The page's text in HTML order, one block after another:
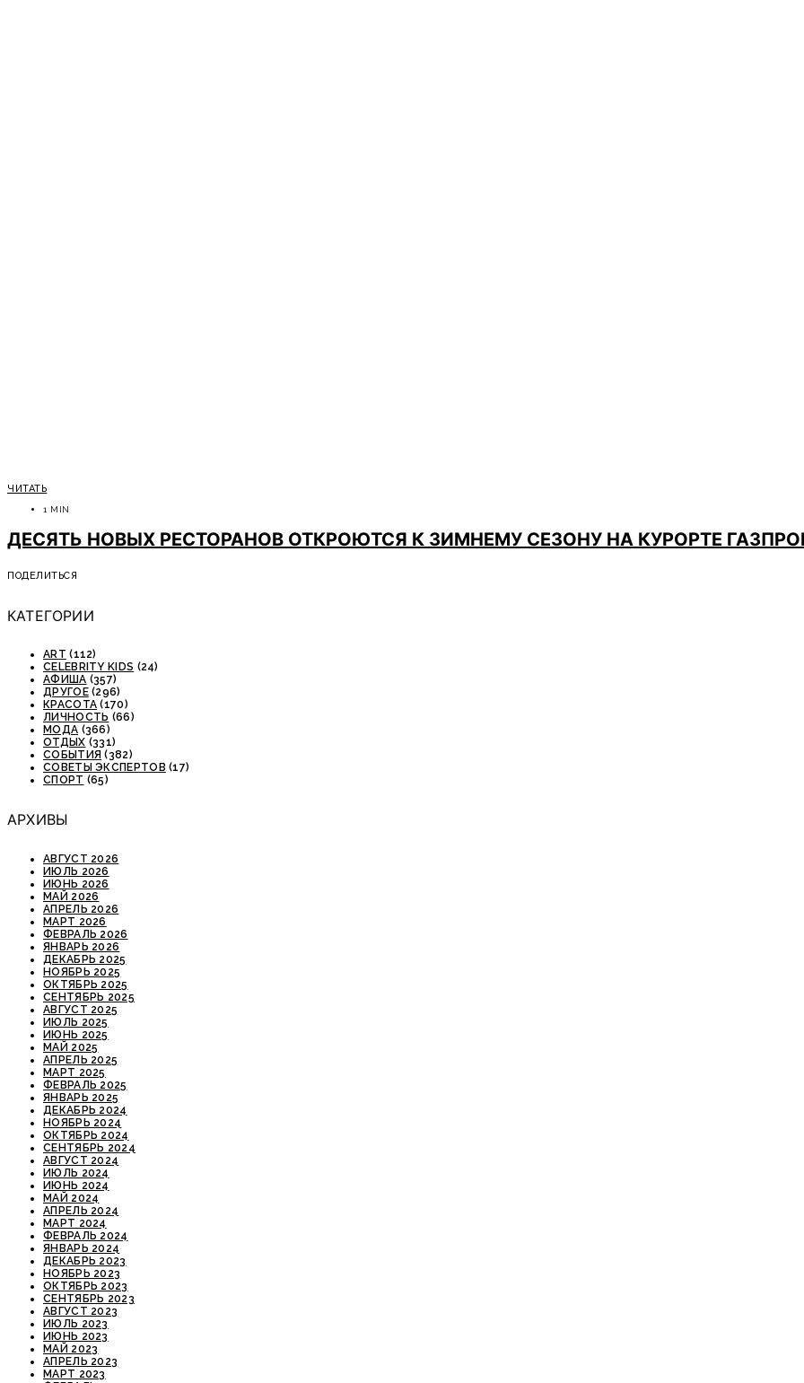
ЧИТАТЬ
1 MIN
ДЕСЯТЬ НОВЫХ РЕСТОРАНОВ ОТКРОЮТСЯ К ЗИМНЕМУ СЕЗОНУ НА КУРОРТЕ
ПОДЕЛИТЬСЯ
КАТЕГОРИИ
ART (112)
CELEBRITY KIDS (24)
АФИША (357)
ДРУГОЕ(296)
КРАСОТА (170)
ЛИЧНОСТЬ (66)
МОДА (366)
ОТДЫХ (331)
СОБЫТИЯ (382)
СОВЕТЫ ЭКСПЕРТОВ (17)
СПОРТ (65)
АРХИВЫ
АВГУСТ 2026
ИЮЛЬ 2026
ИЮНЬ 2026
МАЙ 2026
АПРЕЛЬ 2026
МАРТ 2026
ФЕВРАЛЬ 2026
ЯНВАРЬ 2026
ДЕКАБРЬ 2025
НОЯБРЬ 2025
ОКТЯБРЬ 2025
СЕНТЯБРЬ 2025
АВГУСТ 2025
ИЮЛЬ 2025
ИЮНЬ 2025
МАЙ 2025
АПРЕЛЬ 2025
МАРТ 2025
ФЕВРАЛЬ 2025
ЯНВАРЬ 2025
ДЕКАБРЬ 2024
НОЯБРЬ 2024
ОКТЯБРЬ 2024
СЕНТЯБРЬ 2024
АВГУСТ 2024
ИЮЛЬ 2024
ИЮНЬ 2024
МАЙ 2024
АПРЕЛЬ 2024
МАРТ 2024
ФЕВРАЛЬ 2024
ЯНВАРЬ 2024
ДЕКАБРЬ 2023
НОЯБРЬ 2023
ОКТЯБРЬ 2023
СЕНТЯБРЬ 2023
АВГУСТ 2023
ИЮЛЬ 2023
ИЮНЬ 2023
МАЙ 2023
АПРЕЛЬ 2023
МАРТ 2023